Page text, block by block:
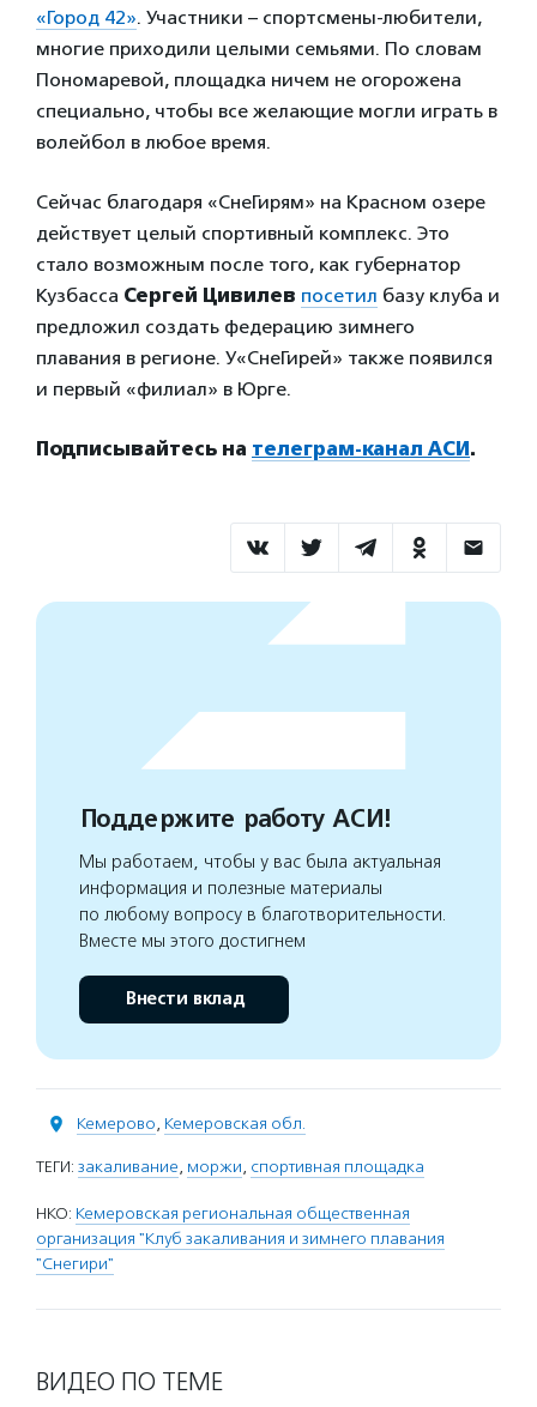
«Город 42». Участники – спортсмены-любители,
многие приходили целыми семьями. По словам
Пономаревой, площадка ничем не огорожена
специально, чтобы все желающие могли играть в
волейбол в любое время.
Сейчас благодаря «СнеГирям» на Красном озере
действует целый спортивный комплекс. Это
стало возможным после того, как губернатор
Кузбасса Сергей Цивилев посетил базу клуба и
предложил создать федерацию зимнего
плавания в регионе. У«СнеГирей» также появился
и первый «филиал» в Юрге.
Подписывайтесь на телеграм-канал АСИ .
Поддержите работу АСИ!
Мы работаем, чтобы у вас была актуальная
информация и полезные материалы
по любому вопросу в благотворительности.
Вместе мы этого достигнем
Внести вклад
Кемерово, Кемеровская обл.
ТЕГИ: закаливание, моржи, спортивная площадка
НКО: Кемеровская региональная общественная
организация "Клуб закаливания и зимнего плавания
"Снегири"
ВИДЕО ПО ТЕМЕ